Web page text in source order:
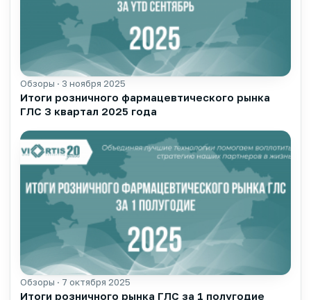
▶
Обзоры · 3 ноября 2025
Итоги розничного фармацевтического рынка
ГЛС 3 квартал 2025 года
▶
Обзоры · 7 октября 2025
Итоги розничного рынка ГЛС за 1 полугодие